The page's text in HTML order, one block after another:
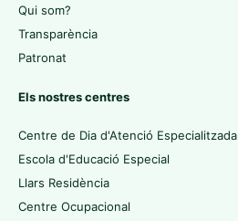
Qui som?
Transparència
Patronat
Els nostres centres
Centre de Dia d'Atenció Especialitzada
Escola d'Educació Especial
Llars Residència
Centre Ocupacional